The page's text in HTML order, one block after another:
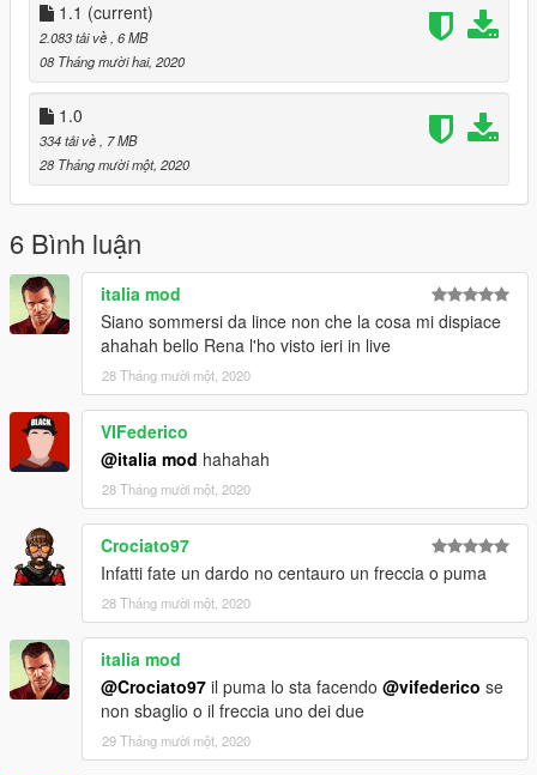
add this line
dlcpacks: \ lincenu \ item>
Save and replace it.
Name for Spawn: lincenu
---------------------------------------------------------
You are not authorized to change the model.
"ATTENZIONE"
Non sei autorizzato a modificare modello.
1.1 (current)
2.083 tải về , 6 MB
08 Tháng mười hai, 2020
1.0
334 tải về
, 7 MB
28 Tháng mười một, 2020
6 Bình luận
italia mod
Siano sommersi da lince non che la cosa mi dispiace
ahahah bello Rena l'ho visto ieri in live
28 Tháng mười một, 2020
VIFederico
@italia mod hahahah
28 Tháng mười một, 2020
Crociato97
Infatti fate un dardo no centauro un freccia o puma
28 Tháng mười một, 2020
italia mod
@Crociato97 il puma lo sta facendo @vifederico se
non sbaglio o il freccia uno dei due
29 Tháng mười một, 2020